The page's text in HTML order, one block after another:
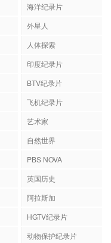
海洋纪录片
外星人
人体探索
印度纪录片
BTV纪录片
飞机纪录片
艺术家
自然世界
PBS NOVA
英国历史
阿拉斯加
HGTV纪录片
动物保护纪录片